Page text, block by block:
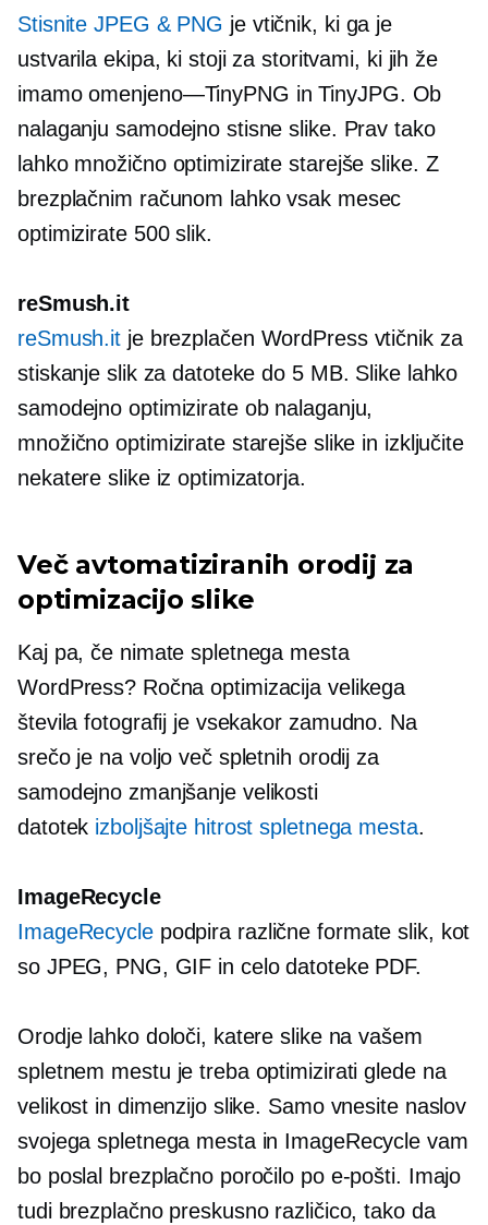
Stisnite JPEG & PNG je vtičnik, ki ga je
ustvarila ekipa, ki stoji za storitvami, ki jih že
imamoomenjeno—TinyPNG in TinyJPG. Ob
nalaganju samodejno stisne slike. Prav tako
lahko množično optimizirate starejše slike. Z
brezplačnim računom lahko vsak mesec
optimizirate 500 slik.
reSmush.it
reSmush.it je brezplačen WordPress vtičnik za
stiskanje slik za datoteke do 5 MB. Slike lahko
samodejno optimizirate ob nalaganju,
množično optimizirate starejše slike in izključite
nekatere slike iz optimizatorja.
Več avtomatiziranih orodij za
optimizacijo slike
Kaj pa, če nimate spletnega mesta
WordPress? Ročna optimizacija velikega
števila fotografij je vsekakor zamudno. Na
srečo je na voljo več spletnih orodij za
samodejno zmanjšanje velikosti
datotek izboljšajte hitrost spletnega mesta.
ImageRecycle
ImageRecyclepodpira različne formate slik, kot
so JPEG, PNG, GIF in celo datoteke PDF.
Orodje lahko določi, katere slike na vašem
spletnem mestu je treba optimizirati glede na
velikost in dimenzijo slike. Samo vnesite naslov
svojega spletnega mesta in ImageRecycle vam
bo poslal brezplačno poročilo po e-pošti. Imajo
tudi brezplačno preskusno različico, tako da